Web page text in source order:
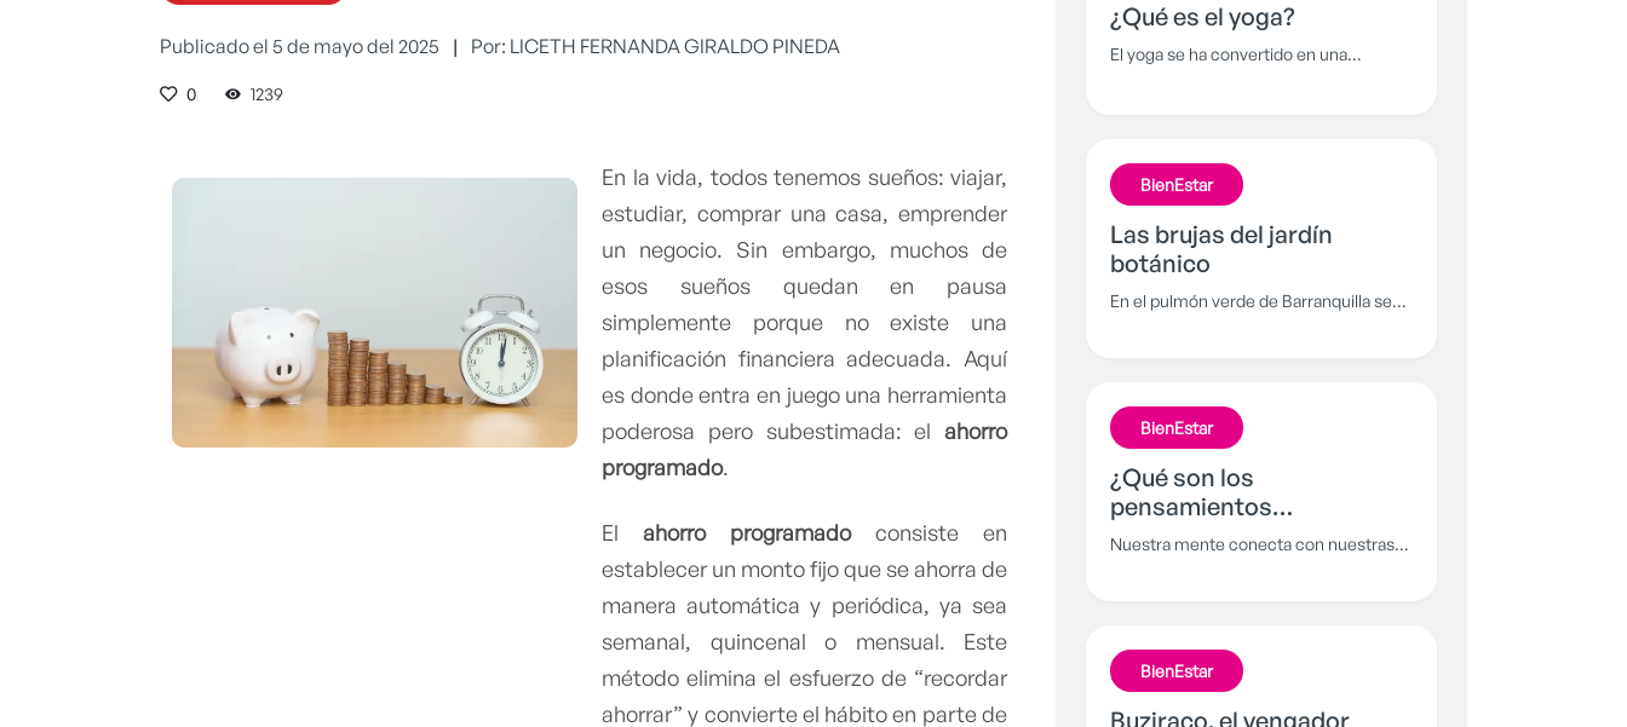
Publicado el 5 de mayo del 2025 | Por: LICETH FERNANDA GIRALDO PINEDA
0 1239
En la vida, todos tenemos sueños: viajar,
estudiar, comprar una casa, emprender
un negocio. Sin embargo, muchos de
esos sueños quedan en pausa
simplemente porque no existe una
planificación financiera adecuada. Aquí
es donde entra en juego una herramienta
poderosa pero subestimada: el ahorro
programado.
El ahorro programadoconsiste en
establecer un monto fijo que se ahorra de
manera automática y periódica, ya sea
semanal, quincenal o mensual. Este
método elimina el esfuerzo de “recordar
ahorrar” y convierte el hábito en parte de
¿Qué es el yoga?
El yoga se ha convertido en una
control de la mente y las emociones.
Conoce más sobre el yoga y dale paz a
BienEstar
Las brujas del jardín
botánico
En el pulmón verde de Barranquilla se
habitantes de esta región.
BienEstar
¿Qué son los
pensamientos
irracionales?
Nuestra mente conecta con nuestras
impulsivas.
BienEstar
Buziraco, el vengador